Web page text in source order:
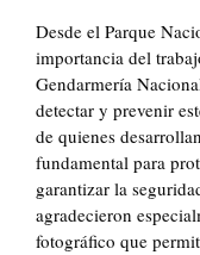
Desde el Parque
importancia del
Gendarmería
detectar y prevenir
de quienes
fundamental para
garantizar la
agradecieron
fotográfico que